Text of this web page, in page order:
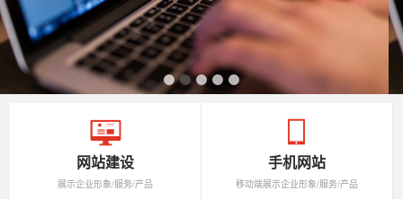
网站建设
展示企业形象/服务/产品
手机网站
移动端展示企业形象/服务/产品